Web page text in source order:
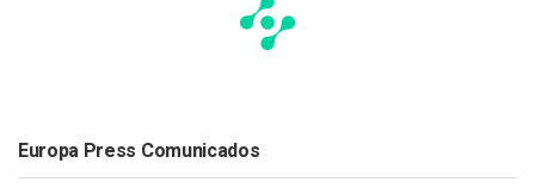
Europa Press Comunicados